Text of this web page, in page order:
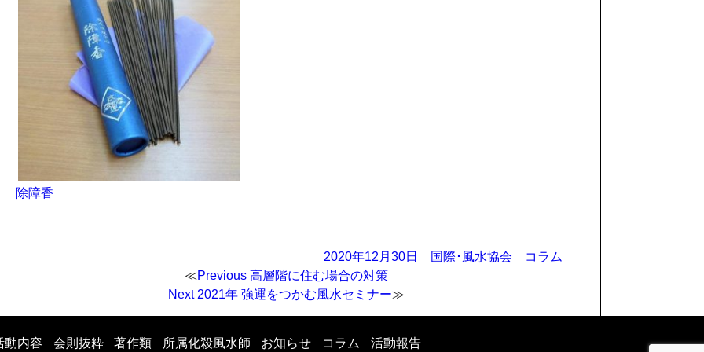
除障香
Posted
on
2020年12月30日 Author
国際･風水協会 Categories
コラム
Previous Previous
post:
高層階に住む場合の対策
Next Next
2021年 強運をつかむ風水セミナー
動内容 会則抜粋 著作類 所属化殺風水師 お知らせ コラム 活動報告